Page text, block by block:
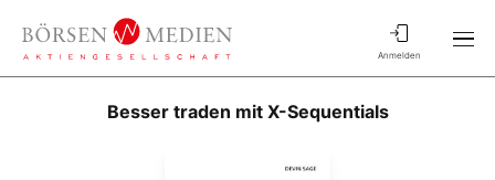
Anmelden
Besser traden mit X-Sequentials